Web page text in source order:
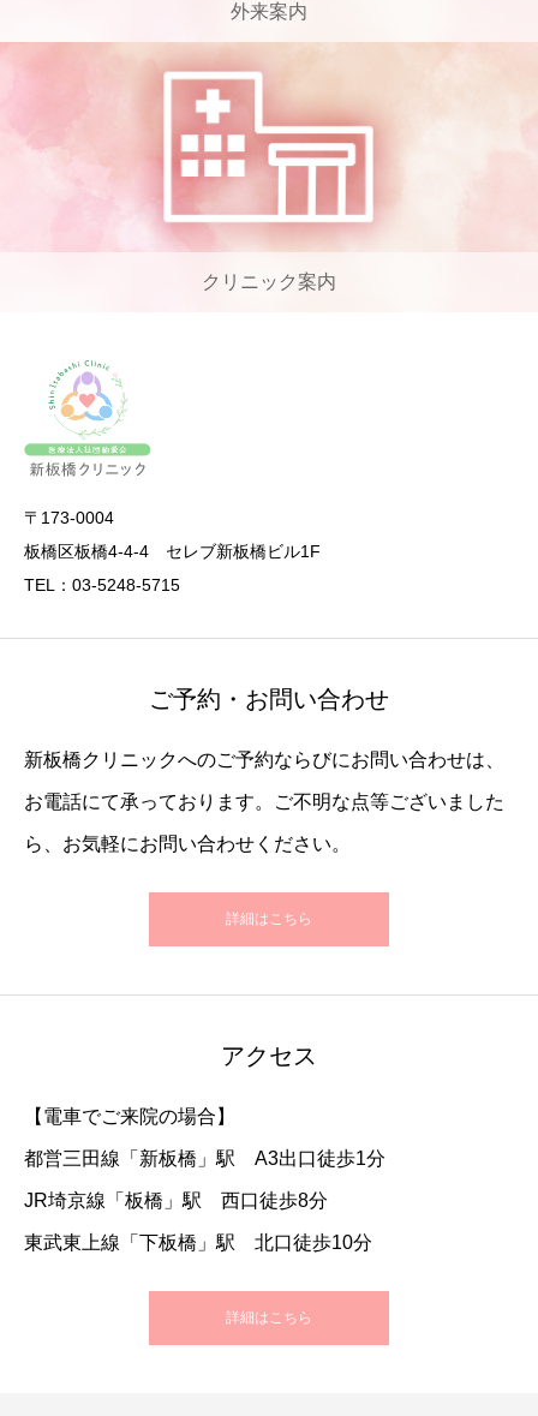
外来案内
クリニック案内
〒173-0004
板橋区板橋4-4-4 セレブ新板橋ビル1F
TEL：03-5248-5715
ご予約・お問い合わせ
新板橋クリニックへのご予約ならびにお問い合わせは、
お電話にて承っております。ご不明な点等ございました
ら、お気軽にお問い合わせください。
詳細はこちら
アクセス
【電車でご来院の場合】
都営三田線「新板橋」駅 A3出口徒歩1分
JR埼京線「板橋」駅 西口徒歩8分
東武東上線「下板橋」駅 北口徒歩10分
詳細はこちら